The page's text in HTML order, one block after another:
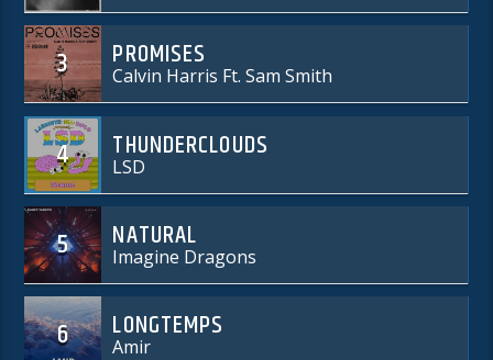
3 PROMISES
Calvin Harris Ft. Sam Smith
4 THUNDERCLOUDS
LSD
5 NATURAL
Imagine Dragons
6 LONGTEMPS
Amir